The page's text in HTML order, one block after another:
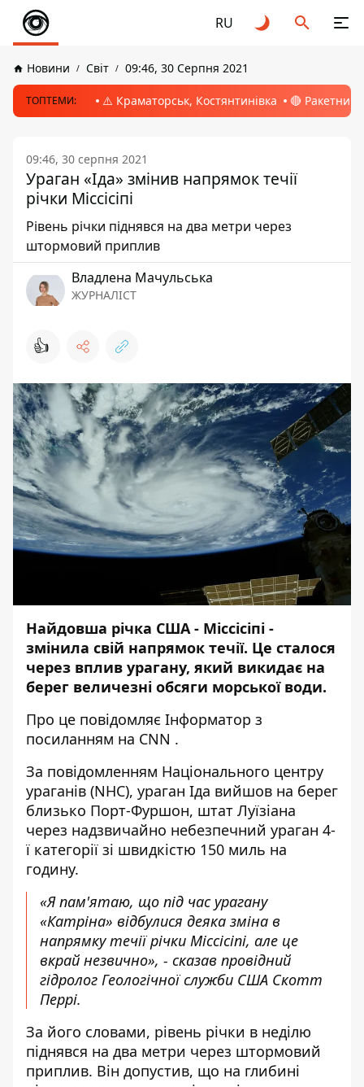
RU
Новини Світ 09:46, 30 Серпня 2021
ТОПТЕМИ: ⚠️ Краматорськ, Костянтинівка 🔴 Ракетний
09:46, 30 серпня 2021
Ураган «Іда» змінив напрямок течії
річки Міссісіпі
Рівень річки піднявся на два метри через
штормовий приплив
Владлена Мачульська
ЖУРНАЛІСТ
👍
Найдовша річка США - Міссісіпі -
змінила свій напрямок течії. Це сталося
через вплив урагану, який викидає на
берег величезні обсяги морської води.
Про це повідомляє Інформатор з
посиланням на CNN .
За повідомленням Національного центру
ураганів (NHC), ураган Іда вийшов на берег
близько Порт-Фуршон, штат Луїзіана
через надзвичайно небезпечний ураган 4-
ї категорії зі швидкістю 150 миль на
годину.
«Я пам'ятаю, що під час урагану
«Катріна» відбулися деяка зміна в
напрямку течії річки Міссісіпі, але це
вкрай незвично», - сказав провідний
гідролог Геологічної служби США Скотт
Перрі.
За його словами, рівень річки в неділю
піднявся на два метри через штормовий
приплив. Він допустив, що на глибині